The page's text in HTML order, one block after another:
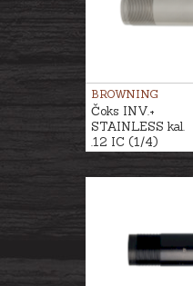
BROWNING
Čoks INV.+
STAINLESS kal.
.12 IC (1/4)